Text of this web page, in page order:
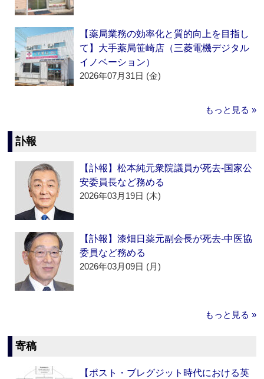
【薬局業務の効率化と質的向上を目指し
て】大手薬局笹崎店（三菱電機デジタル
イノベーション）
2026年07月31日 (金)
もっと見る »
訃報
【訃報】松本純元衆院議員が死去‐国家公
安委員長など務める
2026年03月19日 (木)
【訃報】漆畑日薬元副会長が死去‐中医協
委員など務める
2026年03月09日 (月)
もっと見る »
寄稿
【ポスト・ブレグジット時代における英